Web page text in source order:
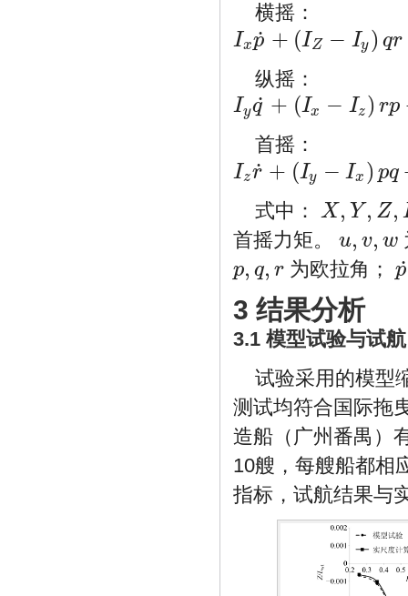
横摇：
Ixp
˙ + (IZ − Iy ) qr
Ix p˙+(I −Iy) r +m[y (w˙ −uq+ v p)−zG
纵摇：
Iyq
˙ + (Ix − Iz) rp
Iyq˙+(I −Iz) p+m[z G(u˙ −vr + w )− xG (
首摇：
Izr
˙ + (Iy − Ix ) pq
Iz ˙+(I −Ix) q +m[x G(v −wp u r)−yG (
式中： X, Y , Z,
X,Y, Z K,M ,N
首摇力矩。 u, v, w
u,v,w
p, q, r
p,q r 为欧拉角； p
˙
p˙,
3 结果分析
3.1 模型试验与试航
试验采用的模型
测试均符合国际拖
造船（广州番禺）
10艘，每艘船都相
指标，试航结果与